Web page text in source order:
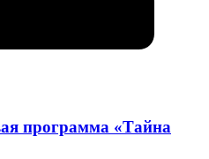
программа «Тайна